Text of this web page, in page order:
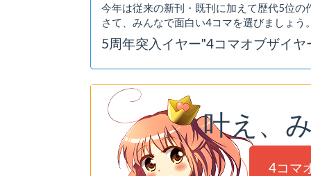
今年は従来の新刊・既刊に加えて歴代5位
さて、みんなで面白い4コマを選びましょう
5周年突入イヤー"4コマオブザイ
叶え、
4コマ